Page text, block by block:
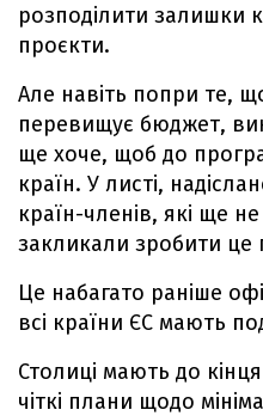
розподілити залишки
проєкти.
Але навіть попри те,
перевищує бюджет,
ще хоче, щоб до
країн. У листі,
країн-членів, які ще
закликали зробити це
Це набагато раніше
всі країни ЄС мають
Столиці мають до
чіткі плани щодо